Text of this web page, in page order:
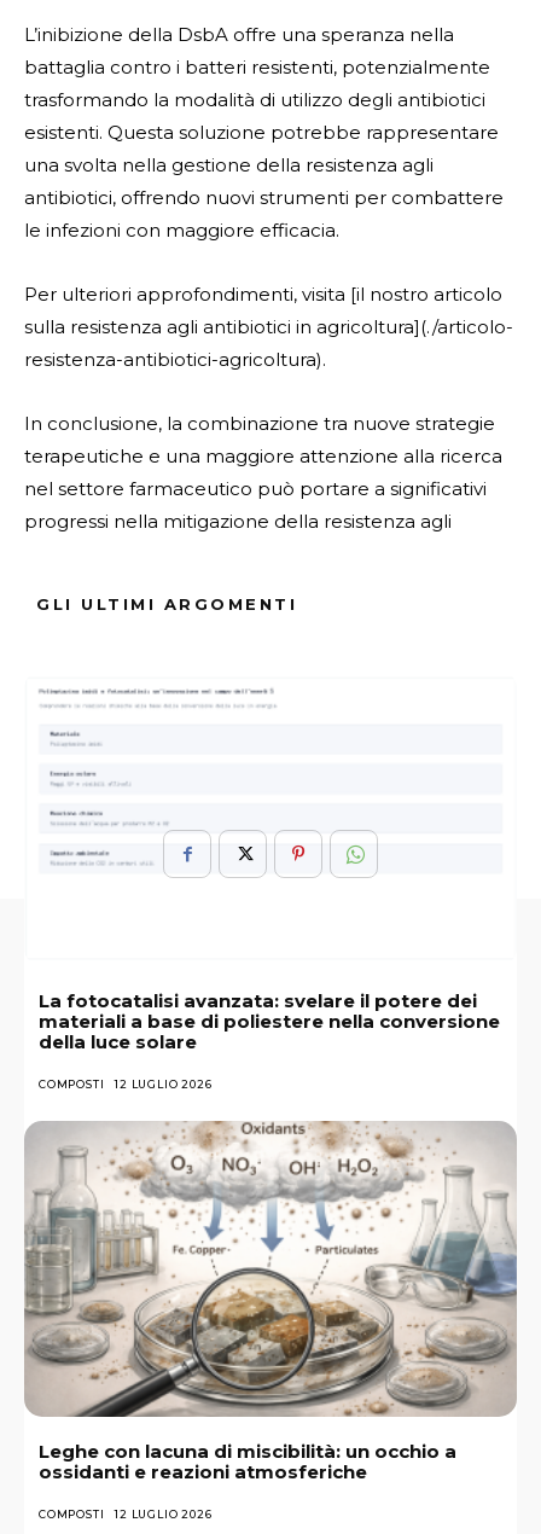
L’inibizione della DsbA offre una speranza nella
battaglia contro i batteri resistenti, potenzialmente
trasformando la modalità di utilizzo degli antibiotici
esistenti. Questa soluzione potrebbe rappresentare
una svolta nella gestione della resistenza agli
antibiotici, offrendo nuovi strumenti per combattere
le infezioni con maggiore efficacia.
Per ulteriori approfondimenti, visita [il nostro articolo
sulla resistenza agli antibiotici in agricoltura](./articolo-
resistenza-antibiotici-agricoltura).
In conclusione, la combinazione tra nuove strategie
terapeutiche e una maggiore attenzione alla ricerca
nel settore farmaceutico può portare a significativi
progressi nella mitigazione della resistenza agli
ARGOMENTI : Antibioticoresistenza
Evoluzione
Strategie
GLI ULTIMI ARGOMENTI
La fotocatalisi avanzata: svelare il potere dei
materiali a base di poliestere nella conversione
della luce solare
COMPOSTI 12 LUGLIO 2026
Leghe con lacuna di miscibilità: un occhio a
ossidanti e reazioni atmosferiche
COMPOSTI 12 LUGLIO 2026